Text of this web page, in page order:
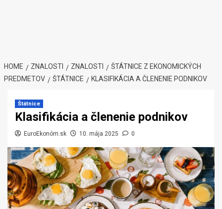
HOME ZNALOSTI ZNALOSTI
ŠTÁTNICE Z EKONOMICKÝCH
PREDMETOV
ŠTÁTNICE KLASIFIKÁCIA A ČLENENIE PODNIKOV
Štátnice
Klasifikácia a členenie podnikov
EuroEkonóm.sk 10. mája 2025 0